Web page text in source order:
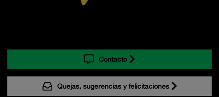
Contacto
Quejas, sugerencias y felicitaciones